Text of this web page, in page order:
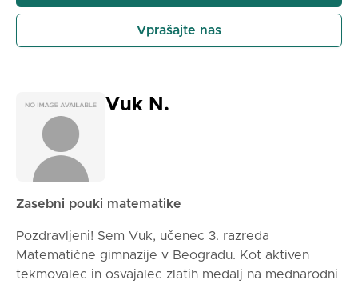
Vprašajte nas
Vuk N.
Zasebni pouki matematike
Pozdravljeni! Sem Vuk, učenec 3. razreda
Matematične gimnazije v Beogradu. Kot aktiven
tekmovalec in osvajalec zlatih medalj na mednarodni